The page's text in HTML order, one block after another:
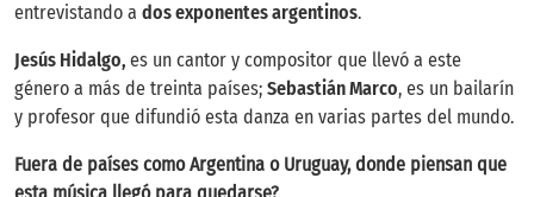
entrevistando a dos exponentes argentinos.
Jesús Hidalgo, es un cantor y compositor que llevó a este
género a más de treinta países; Sebastián Marco, es un bailarín
y profesor que difundió esta danza en varias partes del mundo.
Fuera de países como Argentina o Uruguay, donde piensan que